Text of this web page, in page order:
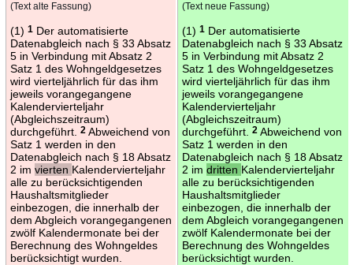
(Text alte Fassung)
(1) 1Der automatisierte
Datenabgleich nach § 33 Absatz
5 in Verbindung mit Absatz 2
Satz 1 des Wohngeldgesetzes
wird vierteljährlich für das ihm
jeweils vorangegangene
Kalendervierteljahr
(Abgleichszeitraum)
durchgeführt.
2Abweichend von
Satz 1 werden in den
Datenabgleich nach § 18 Absatz
2 im vierten Kalendervierteljahr
alle zu berücksichtigenden
Haushaltsmitglieder
einbezogen, die innerhalb der
dem Abgleich vorangegangenen
zwölf Kalendermonate bei der
Berechnung des Wohngeldes
berücksichtigt wurden.
(Text neue Fassung)
(1) 1Der automatisierte
Datenabgleich nach § 33 Absatz
5 in Verbindung mit Absatz 2
Satz 1 des Wohngeldgesetzes
wird vierteljährlich für das ihm
jeweils vorangegangene
Kalendervierteljahr
(Abgleichszeitraum)
durchgeführt.
2Abweichend von
Satz 1 werden in den
Datenabgleich nach § 18 Absatz
2 im dritten Kalendervierteljahr
alle zu berücksichtigenden
Haushaltsmitglieder
einbezogen, die innerhalb der
dem Abgleich vorangegangenen
zwölf Kalendermonate bei der
Berechnung des Wohngeldes
berücksichtigt wurden.